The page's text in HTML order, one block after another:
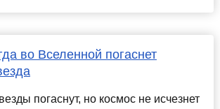
во Вселенной погаснет
погаснут, но космос не исчезнет